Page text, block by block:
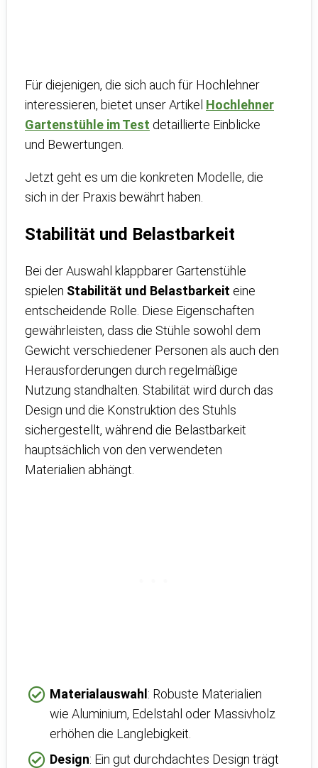
Für diejenigen, die sich auch für Hochlehner
interessieren, bietet unser Artikel Hochlehner
Gartenstühle im Test detaillierte Einblicke
und Bewertungen.
Jetzt geht es um die konkreten Modelle, die
sich in der Praxis bewährt haben.
Stabilität und Belastbarkeit
Bei der Auswahl klappbarer Gartenstühle
spielen Stabilität und Belastbarkeit eine
entscheidende Rolle. Diese Eigenschaften
gewährleisten, dass die Stühle sowohl dem
Gewicht verschiedener Personen als auch den
Herausforderungen durch regelmäßige
Nutzung standhalten. Stabilität wird durch das
Design und die Konstruktion des Stuhls
sichergestellt, während die Belastbarkeit
hauptsächlich von den verwendeten
Materialien abhängt.
Materialauswahl : Robuste Materialien
wie Aluminium, Edelstahl oder Massivholz
erhöhen die Langlebigkeit.
Design: Ein gut durchdachtes Design trägt